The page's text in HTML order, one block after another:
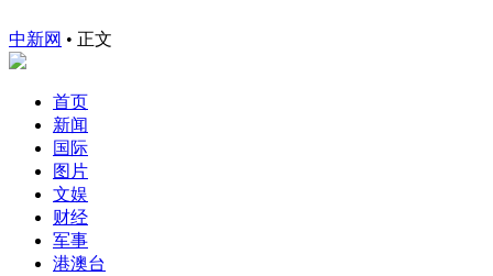
中新网 • 正文
首页
新闻
国际
图片
文娱
财经
军事
港澳台